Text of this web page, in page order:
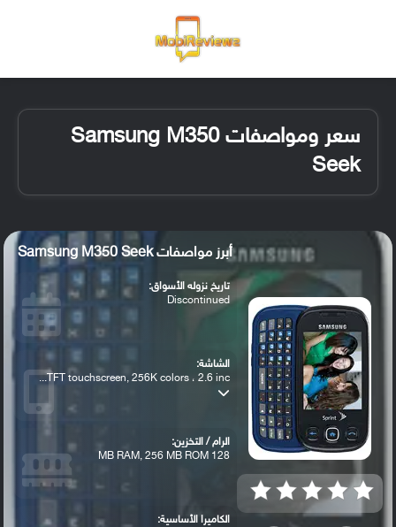
سعر ومواصفات Samsung M350
Seek
أبرز مواصفات Samsung M350 Seek
تاريخ نزوله الأسواق:
Discontinued
الشاشة:
TFT touchscreen, 256K colors ، 2.6 inc...
الرام / التخزين:
128 MB RAM, 256 MB ROM
الكاميرا الأساسية: